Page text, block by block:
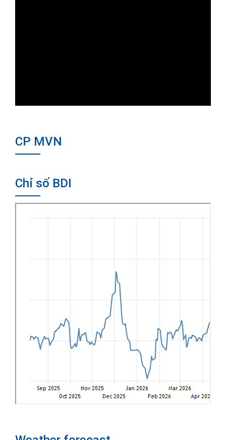
CP MVN
Chỉ số BDI